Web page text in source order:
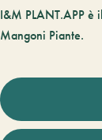
I&M PLANT.APP
Mangoni Piante.